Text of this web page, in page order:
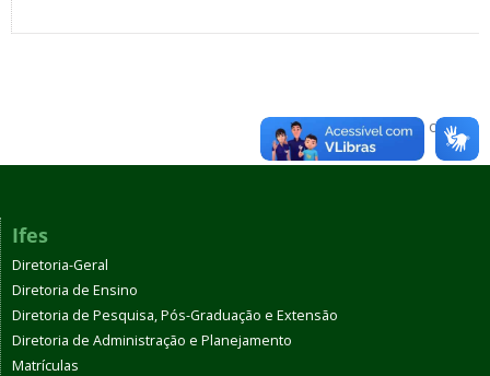
Voltar para o topo
Ifes
Diretoria-Geral
Diretoria de Ensino
Diretoria de Pesquisa, Pós-Graduação e Extensão
Diretoria de Administração e Planejamento
Matrículas